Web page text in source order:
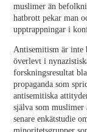
muslimer än
hatbrott pekar man
upptrappningar i
Antisemitism är inte
överlevt i
forskningsresultat
propaganda som
antisemitiska
själva som muslimer
senare enkätstudie